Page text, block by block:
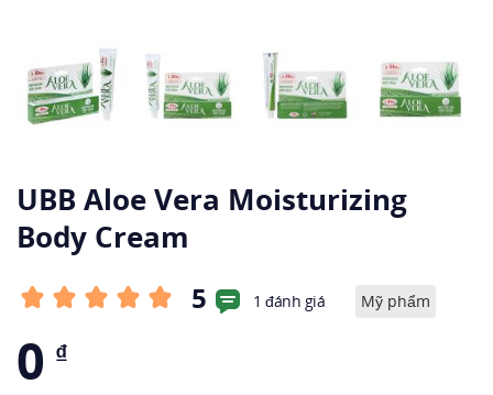
UBB Aloe Vera Moisturizing
Body Cream
5 1 đánh giá Mỹ phẩm
0 ₫